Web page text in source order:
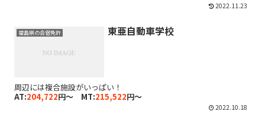
2022.11.23
福島県の合宿免許 東亜自動車学校
周辺には複合施設がいっぱい！
AT:204,722円～ MT:215,522円～
2022.10.18